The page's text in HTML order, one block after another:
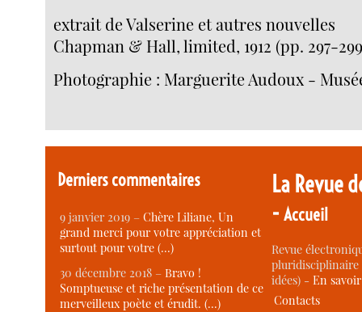
extrait de Valserine et autres nouvelles
Chapman & Hall, limited, 1912 (pp. 297-
Photographie : Marguerite Audoux -
Derniers commentaires
9 janvier 2019 –Chère Liliane, Un
grand merci pour votre appréciation et
surtout pour votre (…)
30 décembre 2018 –Bravo !
Somptueuse et riche présentation de ce
merveilleux poète et érudit. (…)
La Revue
-Accueil
Revue
idées) -En
Contacts